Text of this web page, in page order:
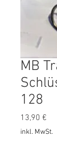
MB
128
13,90 €
inkl. MwSt.